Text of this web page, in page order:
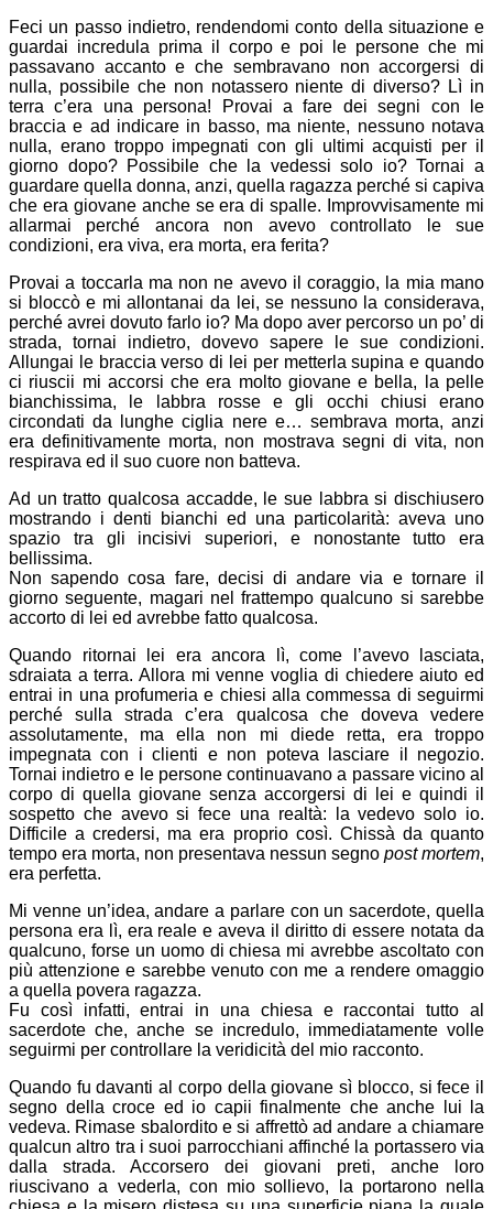
Feci un passo indietro, rendendomi conto della situazione e
guardai incredula prima il corpo e poi le persone che mi
passavano accanto e che sembravano non accorgersi di
nulla, possibile che non notassero niente di diverso? Lì in
terra c’era una persona! Provai a fare dei segni con le
braccia e ad indicare in basso, ma niente, nessuno notava
nulla, erano troppo impegnati con gli ultimi acquisti per il
giorno dopo? Possibile che la vedessi solo io? Tornai a
guardare quella donna, anzi, quella ragazza perché si capiva
che era giovane anche se era di spalle. Improvvisamente mi
allarmai perché ancora non avevo controllato le sue
condizioni, era viva, era morta, era ferita?
Provai a toccarla ma non ne avevo il coraggio, la mia mano
si bloccò e mi allontanai da lei, se nessuno la considerava,
perché avrei dovuto farlo io? Ma dopo aver percorso un po’ di
strada, tornai indietro, dovevo sapere le sue condizioni.
Allungai le braccia verso di lei per metterla supina e quando
ci riuscii mi accorsi che era molto giovane e bella, la pelle
bianchissima, le labbra rosse e gli occhi chiusi erano
circondati da lunghe ciglia nere e… sembrava morta, anzi
era definitivamente morta, non mostrava segni di vita, non
respirava ed il suo cuore non batteva.
Ad un tratto qualcosa accadde, le sue labbra si dischiusero
mostrando i denti bianchi ed una particolarità: aveva uno
spazio tra gli incisivi superiori, e nonostante tutto era
bellissima.
Non sapendo cosa fare, decisi di andare via e tornare il
giorno seguente, magari nel frattempo qualcuno si sarebbe
accorto di lei ed avrebbe fatto qualcosa.
Quando ritornai lei era ancora lì, come l’avevo lasciata,
sdraiata a terra. Allora mi venne voglia di chiedere aiuto ed
entrai in una profumeria e chiesi alla commessa di seguirmi
perché sulla strada c’era qualcosa che doveva vedere
assolutamente, ma ella non mi diede retta, era troppo
impegnata con i clienti e non poteva lasciare il negozio.
Tornai indietro e le persone continuavano a passare vicino al
corpo di quella giovane senza accorgersi di lei e quindi il
sospetto che avevo si fece una realtà: la vedevo solo io.
Difficile a credersi, ma era proprio così. Chissà da quanto
tempo era morta, non presentava nessun segno post mortem,
era perfetta.
Mi venne un’idea, andare a parlare con un sacerdote, quella
persona era lì, era reale e aveva il diritto di essere notata da
qualcuno, forse un uomo di chiesa mi avrebbe ascoltato con
più attenzione e sarebbe venuto con me a rendere omaggio
a quella povera ragazza.
Fu così infatti, entrai in una chiesa e raccontai tutto al
sacerdote che, anche se incredulo, immediatamente volle
seguirmi per controllare la veridicità del mio racconto.
Quando fu davanti al corpo della giovane sì blocco, si fece il
segno della croce ed io capii finalmente che anche lui la
vedeva. Rimase sbalordito e si affrettò ad andare a chiamare
qualcun altro tra i suoi parrocchiani affinché la portassero via
dalla strada. Accorsero dei giovani preti, anche loro
riuscivano a vederla, con mio sollievo, la portarono nella